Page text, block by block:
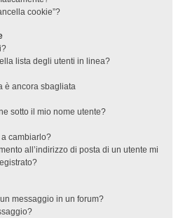
cookie”?
lista degli utenti in linea?
è ancora sbagliata
sotto il mio nome utente?
cambiarlo?
all’indirizzo di posta di un utente mi
messaggio in un forum?